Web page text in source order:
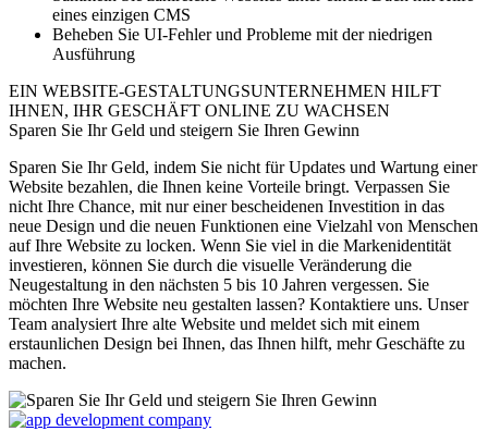
eines einzigen CMS
Beheben Sie UI-Fehler und Probleme mit der niedrigen
Ausführung
EIN WEBSITE-GESTALTUNGSUNTERNEHMEN HILFT
IHNEN, IHR GESCHÄFT ONLINE ZU WACHSEN
Sparen Sie Ihr Geld und steigern Sie Ihren Gewinn
Sparen Sie Ihr Geld, indem Sie nicht für Updates und Wartung einer
Website bezahlen, die Ihnen keine Vorteile bringt. Verpassen Sie
nicht Ihre Chance, mit nur einer bescheidenen Investition in das
neue Design und die neuen Funktionen eine Vielzahl von Menschen
auf Ihre Website zu locken. Wenn Sie viel in die Markenidentität
investieren, können Sie durch die visuelle Veränderung die
Neugestaltung in den nächsten 5 bis 10 Jahren vergessen. Sie
möchten Ihre Website neu gestalten lassen? Kontaktiere uns. Unser
Team analysiert Ihre alte Website und meldet sich mit einem
erstaunlichen Design bei Ihnen, das Ihnen hilft, mehr Geschäfte zu
machen.